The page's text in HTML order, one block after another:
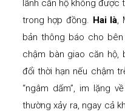
lãnh căn hộ không được
trong hợp đồng. Hai là,
bản thông báo cho
chậm bàn giao căn hộ,
đổi thời hạn nếu chậm
“ngâm dấm”, im lặng
thường xảy ra, ngay cả